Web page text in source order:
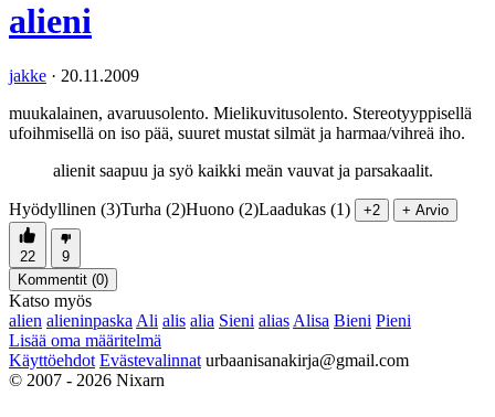
alieni
jakke · 20.11.2009
muukalainen, avaruusolento. Mielikuvitusolento. Stereotyyppisellä
ufoihmisellä on iso pää, suuret mustat silmät ja harmaa/vihreä iho.
alienit saapuu ja syö kaikki meän vauvat ja parsakaalit.
Hyödyllinen (3)Turha (2)Huono (2)Laadukas (1) +2 + Arvio
22
9
Kommentit (0)
Katso myös
alien alieninpaska Ali alis alia Sieni alias Alisa Bieni Pieni
Lisää oma määritelmä
Käyttöehdot Evästevalinnat urbaanisanakirja@gmail.com
© 2007 - 2026 Nixarn